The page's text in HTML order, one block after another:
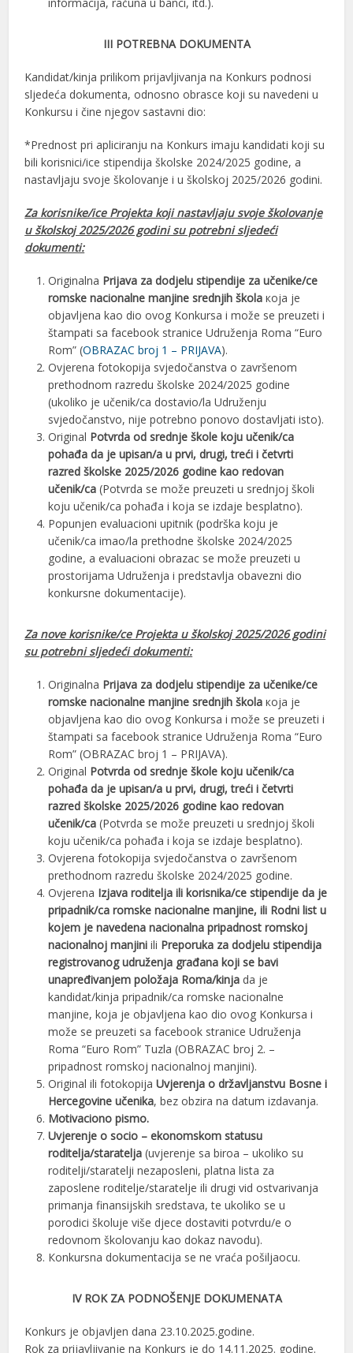
III POTREBNA DOKUMENTA
Kandidat/kinja prilikom prijavljivanja na Konkurs podnosi
sljedeća dokumenta, odnosno obrasce koji su navedeni u
Konkursu i čine njegov sastavni dio:
*Prednost pri apliciranju na Konkurs imaju kandidati koji su
bili korisnici/ice stipendija školske 2024/2025 godine, a
nastavljaju svoje školovanje i u školskoj 2025/2026 godini.
Za korisnike/ice Projekta koji nastavljaju svoje školovanje
u školskoj 2025/2026 godini su potrebni sljedeći
dokumenti:
Originalna Prijava za dodjelu stipendije za učenike/ce
romske nacionalne manjine srednjih školaкоја је
objavljena kao dio ovog Konkursa i može se preuzeti i
štampati sa facebook stranice Udruženja Roma “Euro
Rom” (OBRAZAC broj 1 – PRIJAVA).
Ovjerena fotokopija svjedočanstva o završenom
prethodnom razredu školske 2024/2025 godine
(ukoliko je učenik/ca dostavio/la Udruženju
svjedočanstvo, nije potrebno ponovo dostavljati isto).
Original Potvrda od srednje škole koju učenik/ca
pohađa da je upisan/a u prvi, drugi, treći i četvrti
razred školske 2025/2026 godine kao redovan
učenik/ca(Potvrda se može preuzeti u srednjoj školi
koju učenik/ca pohađa i koja se izdaje besplatno).
Popunjen evaluacioni upitnik (podrška koju je
učenik/ca imao/la prethodne školske 2024/2025
godine, a evaluacioni obrazac se može preuzeti u
prostorijama Udruženja i predstavlja obavezni dio
konkursne dokumentacije).
Za nove korisnike/ce Projekta u školskoj 2025/2026 godini
su potrebni sljedeći dokumenti:
Originalna Prijava za dodjelu stipendije za učenike/ce
romske nacionalne manjine srednjih školaкоја је
objavljena kao dio ovog Konkursa i može se preuzeti i
štampati sa facebook stranice Udruženja Roma “Euro
Rom” (OBRAZAC broj 1 – PRIJAVA).
Original Potvrda od srednje škole koju učenik/ca
pohađa da je upisan/a u prvi, drugi, treći i četvrti
razred školske 2025/2026 godine kao redovan
učenik/ca(Potvrda se može preuzeti u srednjoj školi
koju učenik/ca pohađa i koja se izdaje besplatno).
Ovjerena fotokopija svjedočanstva o završenom
prethodnom razredu školske 2024/2025 godine.
Ovjerena Izjava roditelja ili korisnika/ce stipendije da je
pripadnik/ca romske nacionalne manjine, ili Rodni list u
kojem je navedena nacionalna pripadnost romskoj
nacionalnoj manjiniili Preporuka za dodjelu stipendija
registrovanog udruženja građana koji se bavi
unapređivanjem položaja Roma/kinja da je
kandidat/kinja pripadnik/ca romske nacionalne
manjine, koja je objavljena kao dio ovog Konkursa i
može se preuzeti sa facebook stranice Udruženja
Roma “Euro Rom” Tuzla (ОBRAZAC broj 2. –
pripadnost romskoj nacionalnoj manjini).
Оriginal ili fotokopijaUvjerenja o državljanstvu Bosne i
Hercegovine učenika, bez obzira na datum izdavanja.
Motivaciono pismo.
Uvjerenje o socio – ekonomskom statusu
roditelja/staratelja (uvjerenje sa biroa – ukoliko su
roditelji/staratelji nezaposleni, platna lista za
zaposlene roditelje/staratelje ili drugi vid ostvarivanja
primanja finansijskih sredstava, te ukoliko se u
porodici školuje više djece dostaviti potvrdu/e o
redovnom školovanju kao dokaz navodu).
Коnkursna dokumentacija se ne vraća pošiljaocu.
IV ROK ZA PODNOŠENJE DOKUMENATA
Konkurs je objavljen dana 23.10.2025.godine.
Rok za prijavljivanje na Konkurs je do 14.11.2025. godine.